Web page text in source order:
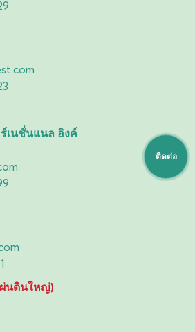
เนชั่นแนล อิงค์
นดินใหญ่)
ติดต่อ